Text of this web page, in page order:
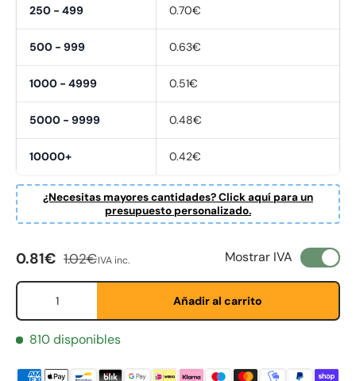
250 - 499 0.70€
500 - 999 0.63€
1000 - 4999 0.51€
5000 - 9999 0.48€
10000+ 0.42€
¿Necesitas mayores cantidades? Click aquí para un
presupuesto personalizado.
Fornavn *
Precio de venta
0.81€ Precio normal
1.02€IVA inc. Mostrar IVA
Cant.
Añadir al carrito
810 disponibles